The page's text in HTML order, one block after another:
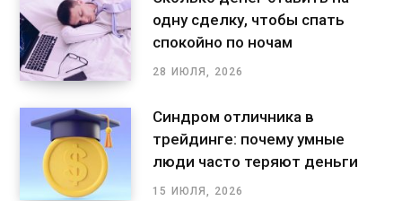
одну сделку, чтобы спать
спокойно по ночам
28 ИЮЛЯ, 2026
Синдром отличника в
трейдинге: почему умные
люди часто теряют деньги
15 ИЮЛЯ, 2026